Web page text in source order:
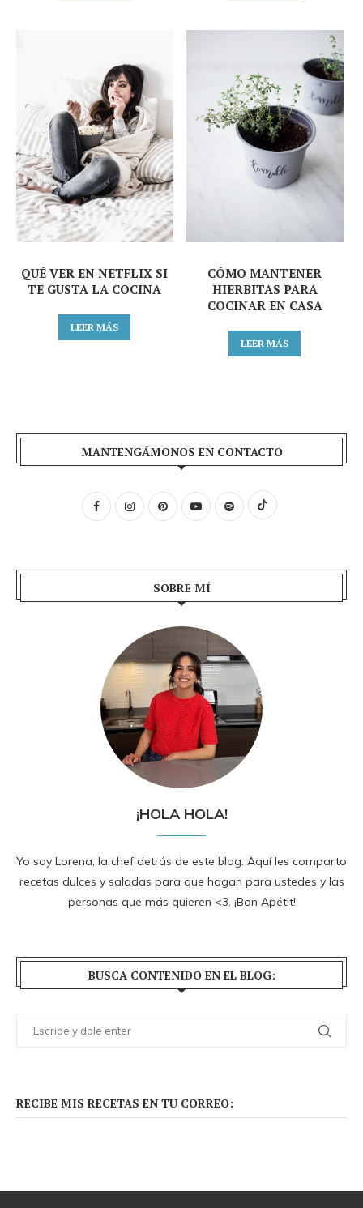
QUÉ VER EN NETFLIX SI
TE GUSTA LA COCINA
LEER MÁS
CÓMO MANTENER
HIERBITAS PARA
COCINAR EN CASA
LEER MÁS
MANTENGÁMONOS EN CONTACTO
SOBRE MÍ
¡HOLA HOLA!
Yo soy Lorena, la chef detrás de este blog. Aquí les comparto
recetas dulces y saladas para que hagan para ustedes y las
personas que más quieren <3. ¡Bon Apétit!
BUSCA CONTENIDO EN EL BLOG:
RECIBE MIS RECETAS EN TU CORREO: